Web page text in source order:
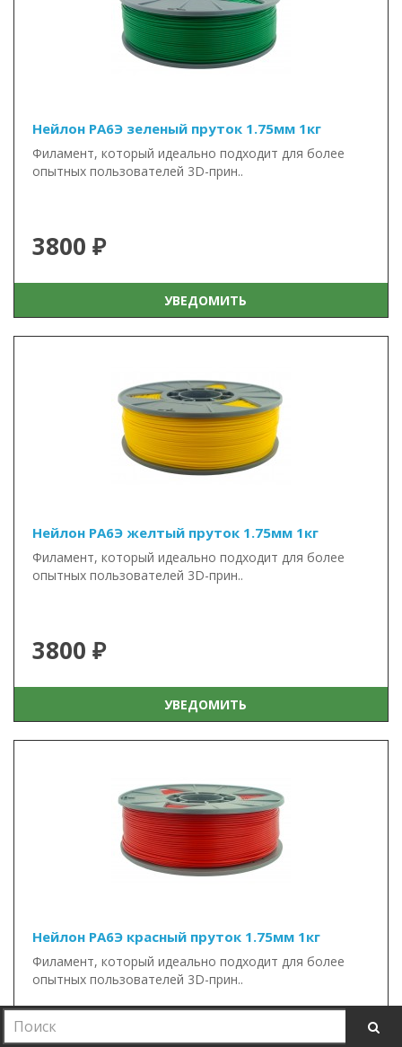
Нейлон PA6Э зеленый пруток 1.75мм 1кг
Филамент, который идеально подходит для более
опытных пользователей 3D-прин..
3800 ₽
УВЕДОМИТЬ
Нейлон PA6Э желтый пруток 1.75мм 1кг
Филамент, который идеально подходит для более
опытных пользователей 3D-прин..
3800 ₽
УВЕДОМИТЬ
Нейлон PA6Э красный пруток 1.75мм 1кг
Филамент, который идеально подходит для более
опытных пользователей 3D-прин..